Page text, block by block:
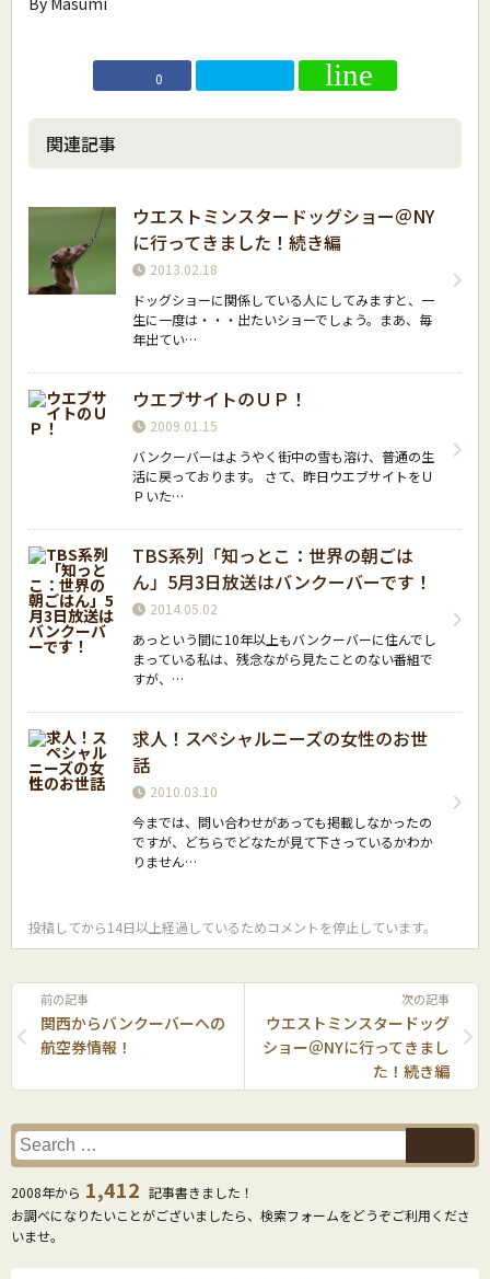
0
関連記事
ウエストミンスタードッグショー＠NY
に行ってきました！続き編
2013.02.18
ドッグショーに関係している人にしてみますと、一
生に一度は・・・出たいショーでしょう。まあ、毎
年出てい…
ウエブサイトのＵＰ！
2009.01.15
バンクーバーはようやく街中の雪も溶け、普通の生
活に戻っております。 さて、昨日ウエブサイトをＵ
Ｐいた…
TBS系列「知っとこ：世界の朝ごは
ん」5月3日放送はバンクーバーです！
2014.05.02
あっという間に10年以上もバンクーバーに住んでし
まっている私は、残念ながら見たことのない番組で
すが、…
求人！スペシャルニーズの女性のお世
話
2010.03.10
今までは、問い合わせがあっても掲載しなかったの
ですが、どちらでどなたが見て下さっているかわか
りません…
投稿してから14日以上経過しているためコメントを停止しています。
前の記事
関西からバンクーバーへの
航空券情報！
次の記事
ウエストミンスタードッグ
ショー＠NYに行ってきまし
た！続き編
2008年から 1,412 記事書きました！
お調べになりたいことがございましたら、検索フォームをどうぞご利用くださ
いませ。